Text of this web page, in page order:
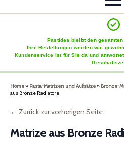
Pastidea bleibt den
Ihre Bestellungen werden wie
Kundenservice ist für Sie da und
Home» Pasta-Matrizen und Aufsätze» Bronze-
aus Bronze Radiatore
← Zurück zur vorherigen Seite
Matrize aus Bronze